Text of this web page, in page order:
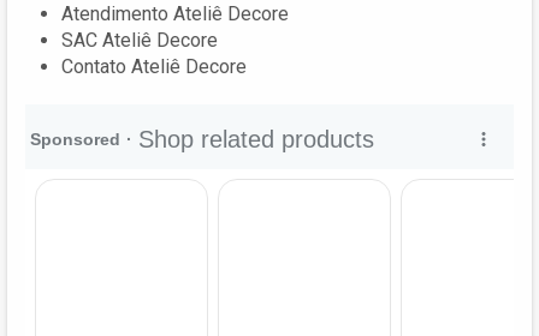
Atendimento Ateliê Decore
SAC Ateliê Decore
Contato Ateliê Decore